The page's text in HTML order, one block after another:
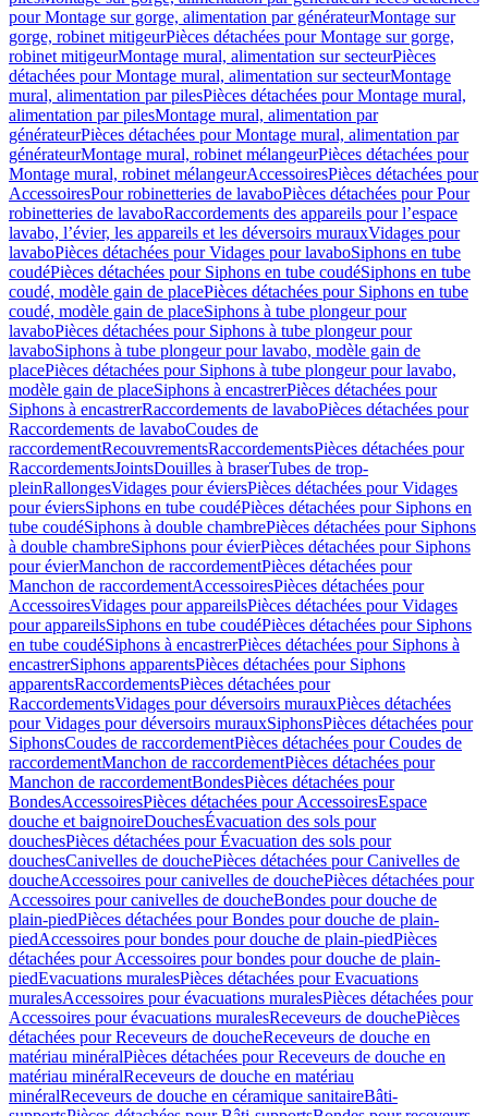
pour Montage sur gorge, alimentation par générateurMontage sur
gorge, robinet mitigeurPièces détachées pour Montage sur gorge,
robinet mitigeurMontage mural, alimentation sur secteurPièces
détachées pour Montage mural, alimentation sur secteurMontage
mural, alimentation par pilesPièces détachées pour Montage mural,
alimentation par pilesMontage mural, alimentation par
générateurPièces détachées pour Montage mural, alimentation par
générateurMontage mural, robinet mélangeurPièces détachées pour
Montage mural, robinet mélangeurAccessoiresPièces détachées pour
AccessoiresPour robinetteries de lavaboPièces détachées pour Pour
robinetteries de lavaboRaccordements des appareils pour l’espace
lavabo, l’évier, les appareils et les déversoirs murauxVidages pour
lavaboPièces détachées pour Vidages pour lavaboSiphons en tube
coudéPièces détachées pour Siphons en tube coudéSiphons en tube
coudé, modèle gain de placePièces détachées pour Siphons en tube
coudé, modèle gain de placeSiphons à tube plongeur pour
lavaboPièces détachées pour Siphons à tube plongeur pour
lavaboSiphons à tube plongeur pour lavabo, modèle gain de
placePièces détachées pour Siphons à tube plongeur pour lavabo,
modèle gain de placeSiphons à encastrerPièces détachées pour
Siphons à encastrerRaccordements de lavaboPièces détachées pour
Raccordements de lavaboCoudes de
raccordementRecouvrementsRaccordementsPièces détachées pour
RaccordementsJointsDouilles à braserTubes de trop-
pleinRallongesVidages pour éviersPièces détachées pour Vidages
pour éviersSiphons en tube coudéPièces détachées pour Siphons en
tube coudéSiphons à double chambrePièces détachées pour Siphons
à double chambreSiphons pour évierPièces détachées pour Siphons
pour évierManchon de raccordementPièces détachées pour
Manchon de raccordementAccessoiresPièces détachées pour
AccessoiresVidages pour appareilsPièces détachées pour Vidages
pour appareilsSiphons en tube coudéPièces détachées pour Siphons
en tube coudéSiphons à encastrerPièces détachées pour Siphons à
encastrerSiphons apparentsPièces détachées pour Siphons
apparentsRaccordementsPièces détachées pour
RaccordementsVidages pour déversoirs murauxPièces détachées
pour Vidages pour déversoirs murauxSiphonsPièces détachées pour
SiphonsCoudes de raccordementPièces détachées pour Coudes de
raccordementManchon de raccordementPièces détachées pour
Manchon de raccordementBondesPièces détachées pour
BondesAccessoiresPièces détachées pour AccessoiresEspace
douche et baignoireDouchesÉvacuation des sols pour
douchesPièces détachées pour Évacuation des sols pour
douchesCanivelles de douchePièces détachées pour Canivelles de
doucheAccessoires pour canivelles de douchePièces détachées pour
Accessoires pour canivelles de doucheBondes pour douche de
plain-piedPièces détachées pour Bondes pour douche de plain-
piedAccessoires pour bondes pour douche de plain-piedPièces
détachées pour Accessoires pour bondes pour douche de plain-
piedEvacuations muralesPièces détachées pour Evacuations
muralesAccessoires pour évacuations muralesPièces détachées pour
Accessoires pour évacuations muralesReceveurs de douchePièces
détachées pour Receveurs de doucheReceveurs de douche en
matériau minéralPièces détachées pour Receveurs de douche en
matériau minéralReceveurs de douche en matériau
minéralReceveurs de douche en céramique sanitaireBâti-